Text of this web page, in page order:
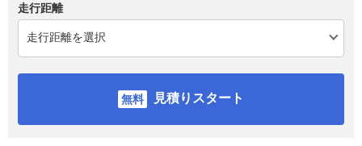
走行距離
見積りスタート